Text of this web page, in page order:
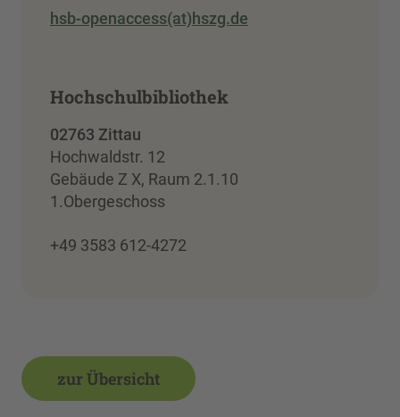
hsb-openaccess(at)hszg.de
Hochschulbibliothek
02763 Zittau
Hochwaldstr. 12
Gebäude Z X, Raum 2.1.10
1.Obergeschoss
+49 3583 612-4272
zur Übersicht